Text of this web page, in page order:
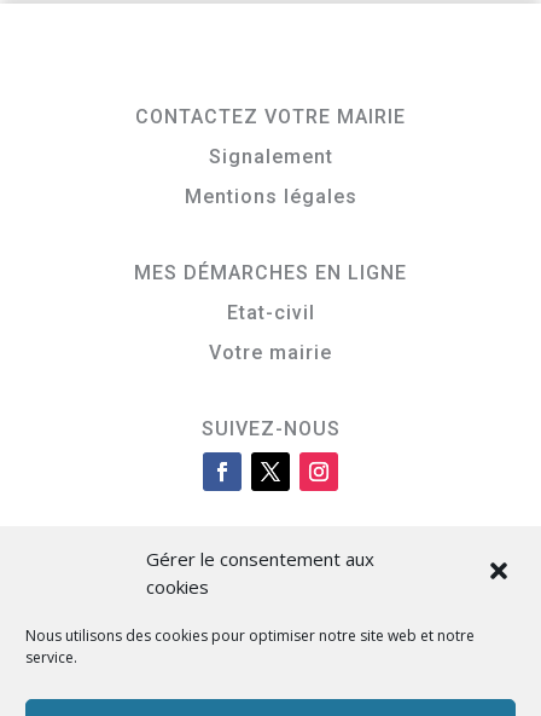
Gérer le consentement aux
cookies
Nous utilisons des cookies pour optimiser notre site web et notre
service.
CONTACTEZ VOTRE MAIRIE
Signalement
Mentions légales
MES DÉMARCHES EN LIGNE
Etat-civil
Votre mairie
SUIVEZ-NOUS
Cità di L’Isula